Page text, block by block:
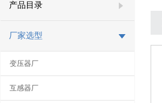
产品目录
厂家选型
变压器厂
互感器厂